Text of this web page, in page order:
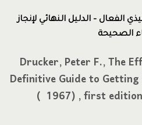
الفعال – الدليل النهائي لإنجاز
الصحيحة
Drucker, Peter F., The
Definitive Guide to
( 1967) , first